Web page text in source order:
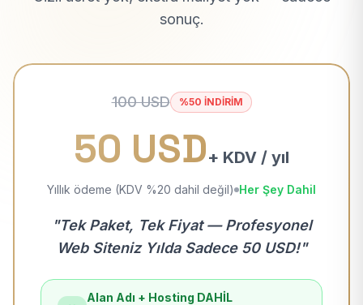
sonuç.
100 USD %50 İNDİRİM
50 USD+ KDV / yıl
Yıllık ödeme (KDV %20 dahil değil) Her Şey Dahil
"Tek Paket, Tek Fiyat — Profesyonel
Web Siteniz Yılda Sadece 50 USD!"
Alan Adı + Hosting DAHİL